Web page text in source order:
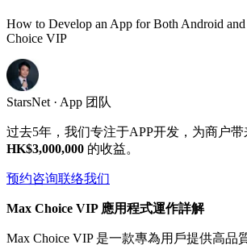
How to Develop an App for Both Android
Choice VIP
StarsNet · App 团队
过去5年，我们专注于APP开发，为商户带
HK$3,000,000 的收益。
预约咨询联络我们
Max Choice VIP 應用程式運作詳解
Max Choice VIP 是一款專為用戶提供高品